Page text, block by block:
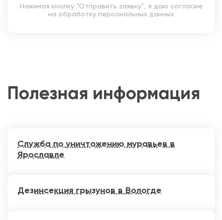
Нажимая кнопку “Отправить заявку”, я даю согласие
на обработку персональных данных
Полезная информация
Служба по уничтожению муравьев в
Ярославле
Дезинсекция грызунов в Вологде